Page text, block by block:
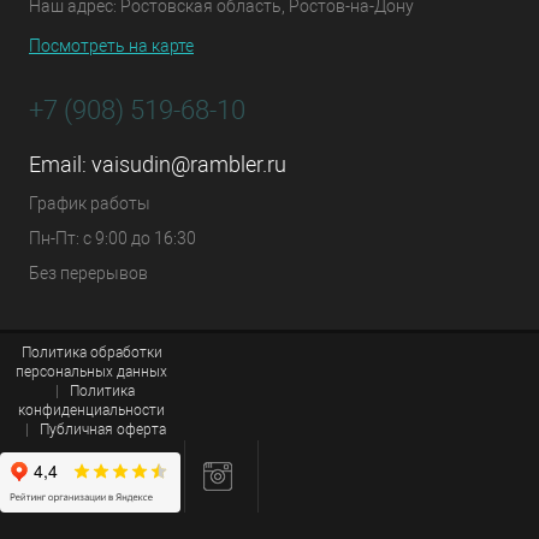
Наш адрес: Ростовская область, Ростов-на-Дону
Посмотреть на карте
+7 (908) 519-68-10
Email: vaisudin@rambler.ru
График работы
Пн-Пт: с 9:00 до 16:30
Без перерывов
Политика обработки
персональных данных
Политика
конфиденциальности
Публичная оферта